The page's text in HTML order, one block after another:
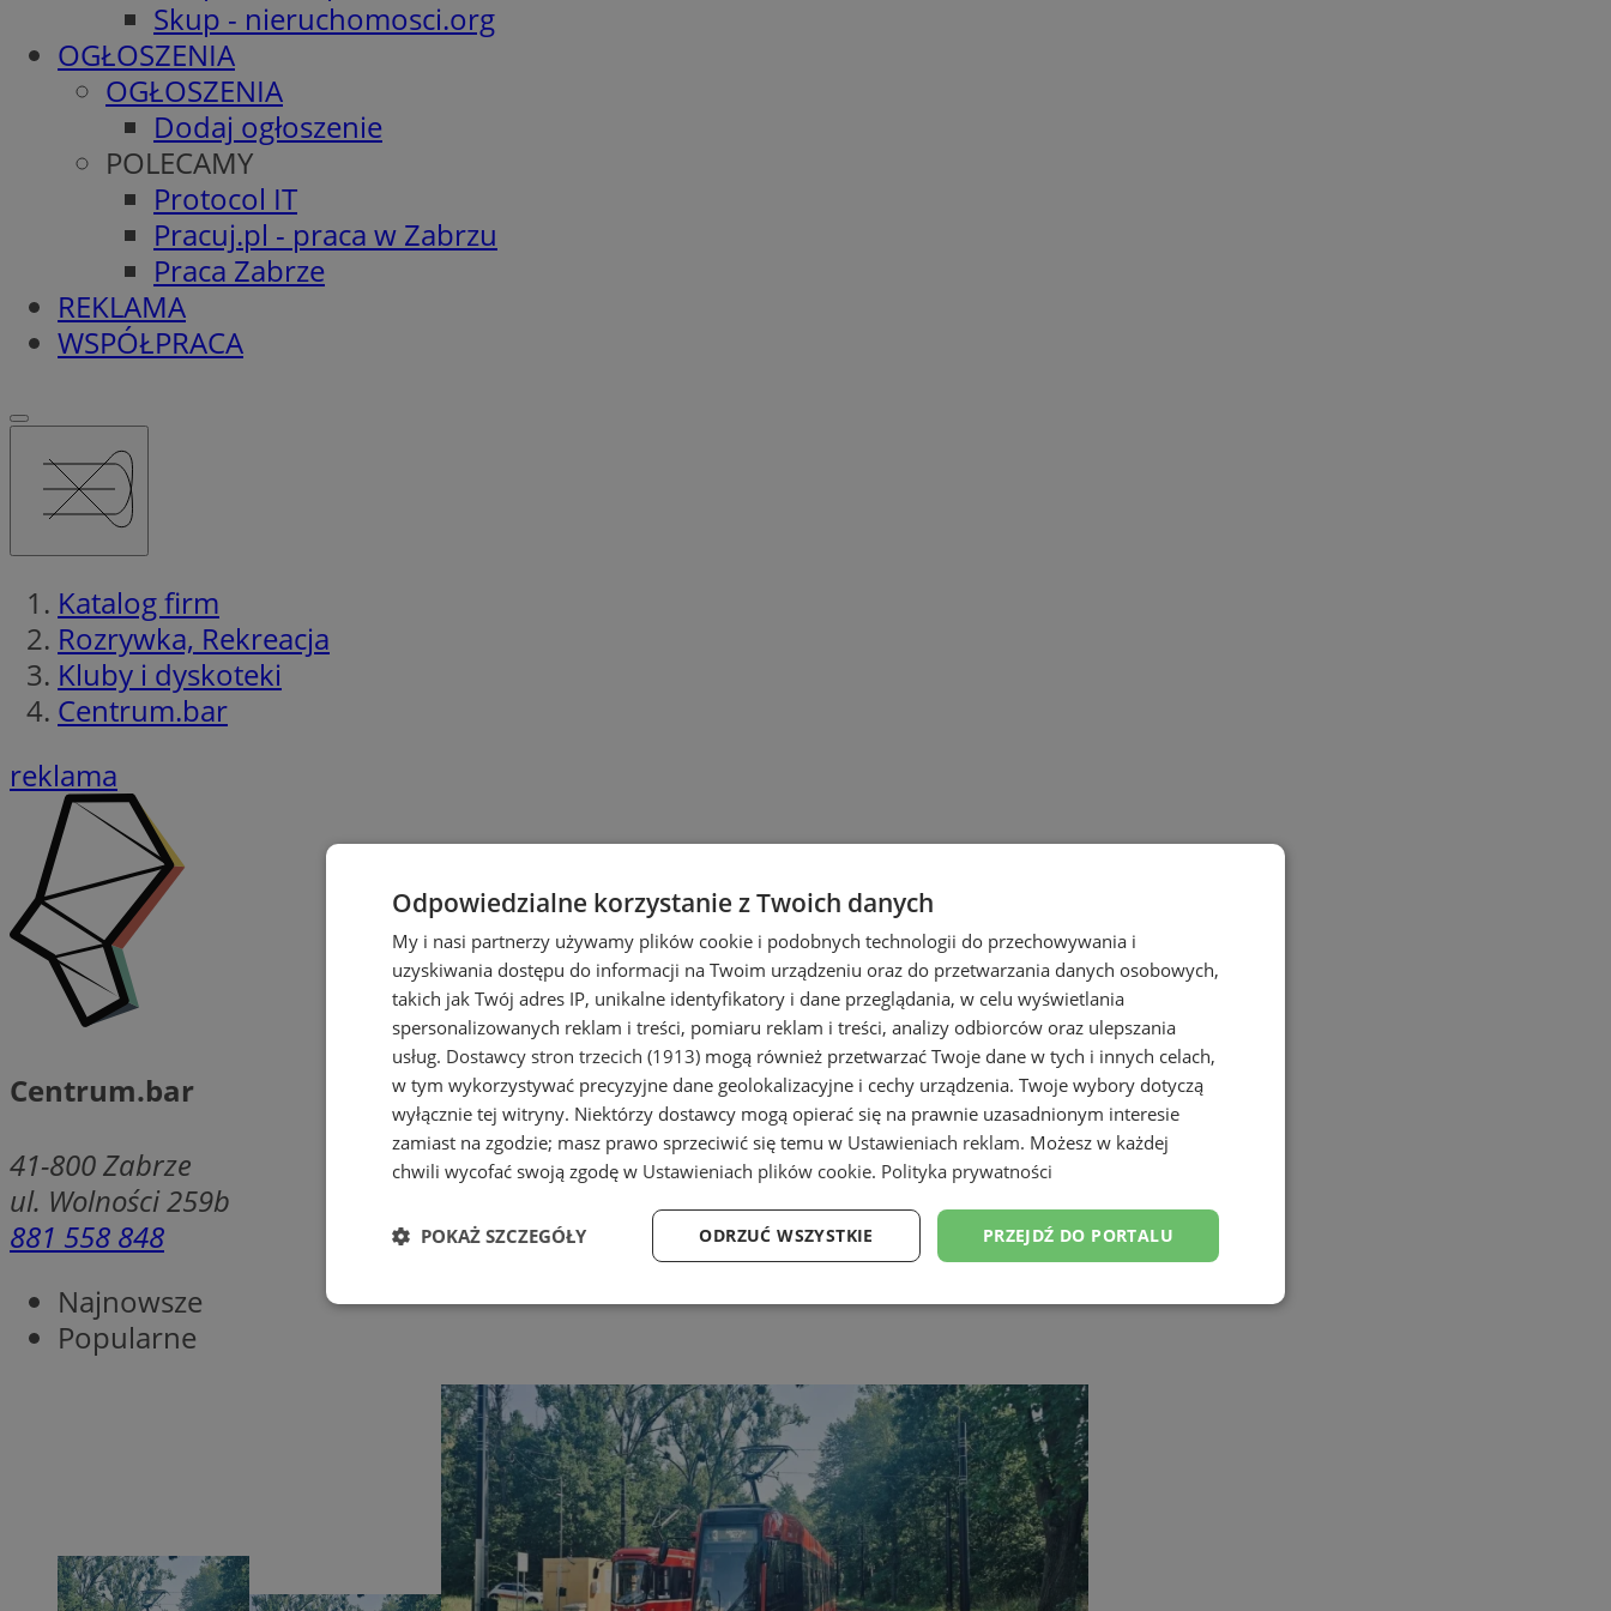
Skup - nieruchomosci.org
OGŁOSZENIA
OGŁOSZENIA
Dodaj ogłoszenie
POLECAMY
Protocol IT
Pracuj.pl - praca w Zabrzu
Praca Zabrze
REKLAMA
WSPÓŁPRACA
Katalog firm
Rozrywka, Rekreacja
Kluby i dyskoteki
Centrum.bar
reklama
Centrum.bar
41-800Zabrze
ul. Wolności 259b
881 558 848
Najnowsze
Popularne
Odpowiedzialne korzystanie z Twoich danych
My i nasi partnerzy używamy plików cookie i podobnych technologii do przechowywania i
uzyskiwania dostępu do informacji na Twoim urządzeniu oraz do przetwarzania danych osobowych,
takich jak Twój adres IP, unikalne identyfikatory i dane przeglądania, w celu wyświetlania
spersonalizowanych reklam i treści, pomiaru reklam i treści, analizy odbiorców oraz ulepszania
usług. Dostawcy stron trzecich (1913) mogą również przetwarzać Twoje dane w tych i innych celach,
w tym wykorzystywać precyzyjne dane geolokalizacyjne i cechy urządzenia. Twoje wybory dotyczą
wyłącznie tej witryny. Niektórzy dostawcy mogą opierać się na prawnie uzasadnionym interesie
zamiast na zgodzie; masz prawo sprzeciwić się temu w Ustawieniach reklam. Możesz w każdej
chwili wycofać swoją zgodę w Ustawieniach plików cookie. Polityka prywatności
PRZEJDŹ DO PORTALU
ODRZUĆ WSZYSTKIE
POKAŻ SZCZEGÓŁY
Niezbędne Wydajność Targetowanie Funkcjonalność Niesklasyfikowane
Niezbędne Wydajność Targetowanie Funkcjonalność Niesklasyfikowane
Niezbędne pliki cookie umożliwiają korzystanie z podstawowych funkcji strony internetowej, takich jak logowanie użytkownika i
zarządzanie kontem. Bez niezbędnych plików cookie nie można prawidłowo korzystać ze strony internetowej.
Provider
Domena
Okres
przechowywania
Opis